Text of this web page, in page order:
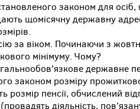
законом для осіб,
щомісячну державну
за віком. Починаючи з
мінімуму. Чому?
державне
законом розміру
розмір пенсії, обчислений
діяльність,